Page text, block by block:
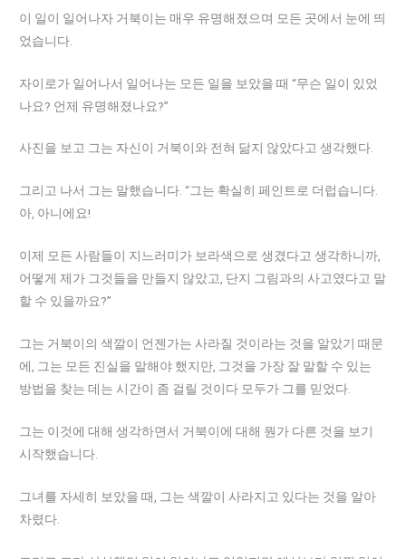
이 일이 일어나자 거북이는 매우 유명해졌으며 모든 곳에서 눈에 띄
었습니다.
자이로가 일어나서 일어나는 모든 일을 보았을 때 “무슨 일이 있었
나요? 언제 유명해졌나요?”
사진을 보고 그는 자신이 거북이와 전혀 닮지 않았다고 생각했다.
그리고 나서 그는 말했습니다. “그는 확실히 페인트로 더럽습니다.
아, 아니에요!
이제 모든 사람들이 지느러미가 보라색으로 생겼다고 생각하니까,
어떻게 제가 그것들을 만들지 않았고, 단지 그림과의 사고였다고 말
할 수 있을까요?”
그는 거북이의 색깔이 언젠가는 사라질 것이라는 것을 알았기 때문
에, 그는 모든 진실을 말해야 했지만, 그것을 가장 잘 말할 수 있는
방법을 찾는 데는 시간이 좀 걸릴 것이다 모두가 그를 믿었다.
그는 이것에 대해 생각하면서 거북이에 대해 뭔가 다른 것을 보기
시작했습니다.
그녀를 자세히 보았을 때, 그는 색깔이 사라지고 있다는 것을 알아
차렸다.